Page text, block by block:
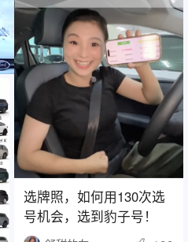
选牌照，如何用130次选
号机会，选到豹子号！